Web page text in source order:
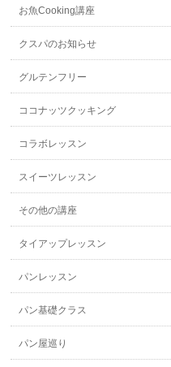
お魚Cooking講座
クスパのお知らせ
グルテンフリー
ココナッツクッキング
コラボレッスン
スイーツレッスン
その他の講座
タイアップレッスン
パンレッスン
パン基礎クラス
パン屋巡り